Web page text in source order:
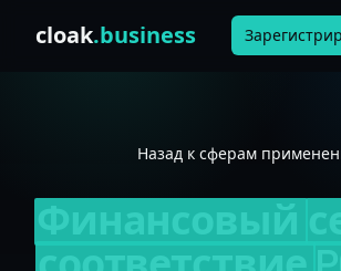
cloak.business
Назад к сферам